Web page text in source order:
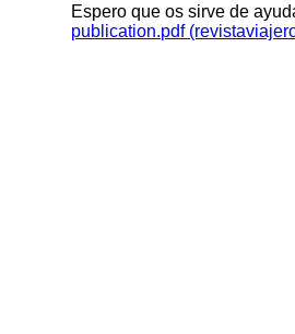
Espero que os sirve de
publication.pdf